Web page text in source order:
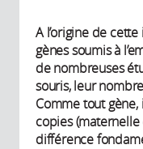
A l’origine de
gènes soumis à
de nombreuses
souris, leur
Comme tout
copies
différence